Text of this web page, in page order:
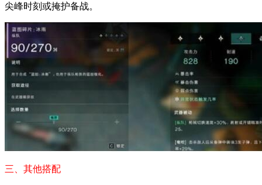
尖峰时刻或掩护备战。
三、其他搭配